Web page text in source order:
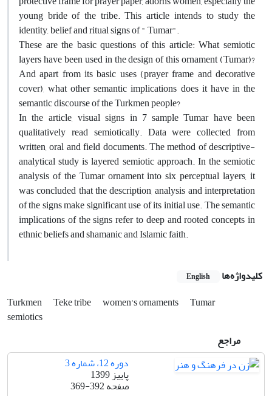
young bride of the tribe. This article intends to study the
identity, belief and ritual signs of " Tumar".
These are the basic questions of this article: What semiotic
layers have been used in the design of this ornament (Tumar)?
And apart from its basic uses (prayer frame and decorative
cover), what other semantic implications does it have in the
semantic discourse of the Turkmen people?
In the article, visual signs in 7 sample Tumar have been
qualitatively read semiotically. Data were collected from
written, oral and field documents. The method of descriptive-
analytical study is layered semiotic approach. In the semiotic
analysis of the Tumar ornament into six perceptual layers, it
was concluded that the description, analysis and interpretation
of the signs make significant use of its initial use. The semantic
implications of the signs refer to deep and rooted concepts in
ethnic beliefs and shamanic and Islamic faith.
کلیدواژه‌ها English
Turkmen Teke tribe women's ornaments
Tumar
semiotics
مراجع
دوره 12، شماره 3
پاییز 1399
صفحه369-392